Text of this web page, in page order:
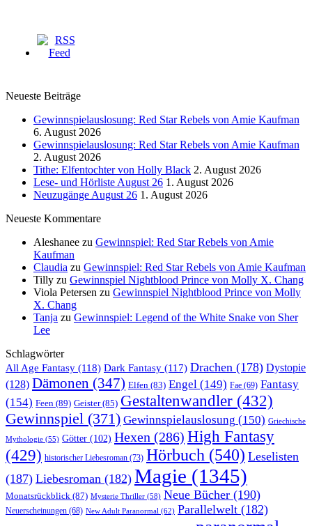
Neueste Beiträge
Gewinnspielauslosung: Red Star Rebels von Amie Kaufman
6. August 2026
Gewinnspielauslosung: Red Star Rebels von Amie Kaufman
2. August 2026
Tithe: Elfentochter von Holly Black 2. August 2026
Lese- und Hörliste August 26 1. August 2026
Neuzugänge August 26 1. August 2026
Neueste Kommentare
Aleshanee zu Gewinnspiel: Red Star Rebels von Amie
Kaufman
Claudia zu Gewinnspiel: Red Star Rebels von Amie Kaufman
Tilly zu Gewinnspiel Nightblood Prince von Molly X. Chang
Viola Petersen zu Gewinnspiel Nightblood Prince von Molly
X. Chang
Tanja zu Gewinnspiel: Legend of the White Snake von Sher
Lee
Schlagwörter
All Age Fantasy (118) Dark Fantasy (117) Drachen (178) Dystopie
(128) Dämonen (347) Elfen (83) Engel (149) Fae (69) Fantasy
(154) Feen (89) Geister(85) Gestaltenwandler (432)
Gewinnspiel (371) Gewinnspielauslosung (150) Griechische
Mythologie (55) Götter (102) Hexen (286) High Fantasy
(429) historischer Liebesroman (73) Hörbuch (540) Leselisten
(187) Liebesroman (182) Magie (1345)
Monatsrückblick (87) Mysterie Thriller (58) Neue Bücher (190)
Neuerscheinungen (68) New Adult Paranormal (62) Parallelwelt (182)